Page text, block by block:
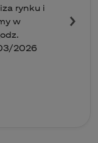
rynku i
w
2026